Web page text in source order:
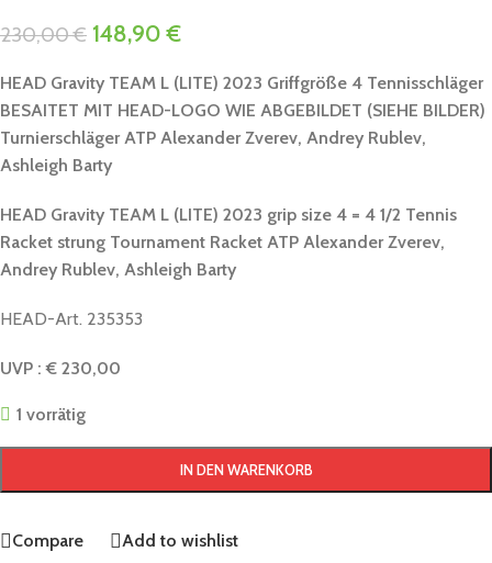
230,00€ 148,90€
HEAD Gravity TEAM L (LITE) 2023 Griffgröße 4 Tennisschläger
BESAITET MIT HEAD-LOGO WIE ABGEBILDET (SIEHE BILDER)
Turnierschläger ATP Alexander Zverev, Andrey Rublev,
Ashleigh Barty
HEAD Gravity TEAM L (LITE) 2023 grip size 4 = 4 1/2 Tennis
Racket strung Tournament Racket ATP Alexander Zverev,
Andrey Rublev, Ashleigh Barty
HEAD-Art. 235353
UVP : € 230,00
1 vorrätig
IN DEN WARENKORB
Compare Add to wishlist